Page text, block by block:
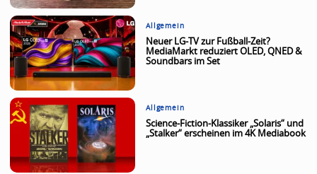
Allgemein
Neuer LG-TV zur Fußball-Zeit?
MediaMarkt reduziert OLED, QNED &
Soundbars im Set
Allgemein
Science-Fiction-Klassiker „Solaris“ und
„Stalker“ erscheinen im 4K Mediabook